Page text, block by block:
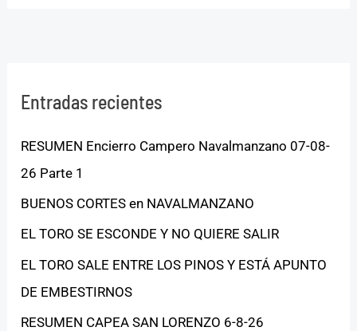
Entradas recientes
RESUMEN Encierro Campero Navalmanzano 07-08-
26 Parte 1
BUENOS CORTES en NAVALMANZANO
EL TORO SE ESCONDE Y NO QUIERE SALIR
EL TORO SALE ENTRE LOS PINOS Y ESTÁ APUNTO
DE EMBESTIRNOS
RESUMEN CAPEA SAN LORENZO 6-8-26